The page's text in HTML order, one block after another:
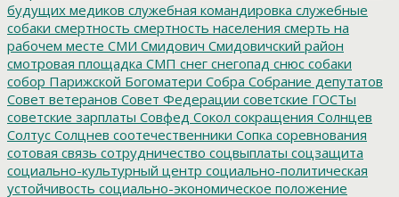
будущих медиков служебная командировка служебные
собаки смертность смертность населения смерть на
рабочем месте СМИ Смидович Смидовичский район
смотровая площадка СМП снег снегопад снюс собаки
собор Парижской Богоматери Собра Собрание депутатов
Совет ветеранов Совет Федерации советские ГОСТы
советские зарплаты Совфед Сокол сокращения Солнцев
Солтус Солцнев соотечественники Сопка соревнования
сотовая связь сотрудничество соцвыплаты соцзащита
социально-культурный центр социально-политическая
устойчивость социально-экономическое положение